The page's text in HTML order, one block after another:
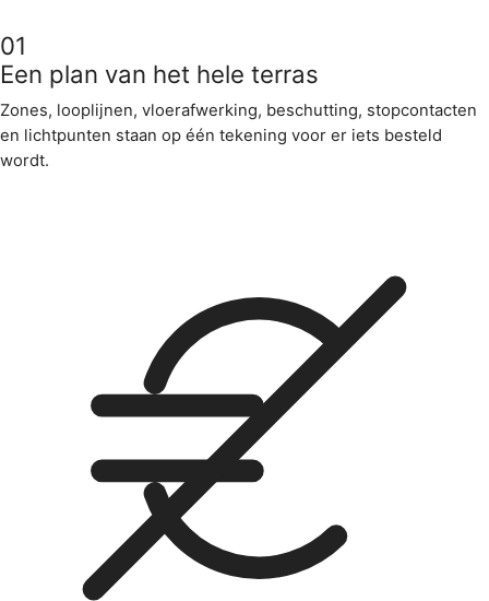
01
Een plan van het hele terras
Zones, looplijnen, vloerafwerking, beschutting, stopcontacten
en lichtpunten staan op één tekening voor er iets besteld
wordt.